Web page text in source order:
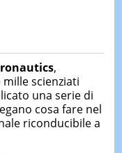
,
scienziati
una serie di
cosa fare nel
riconducibile a